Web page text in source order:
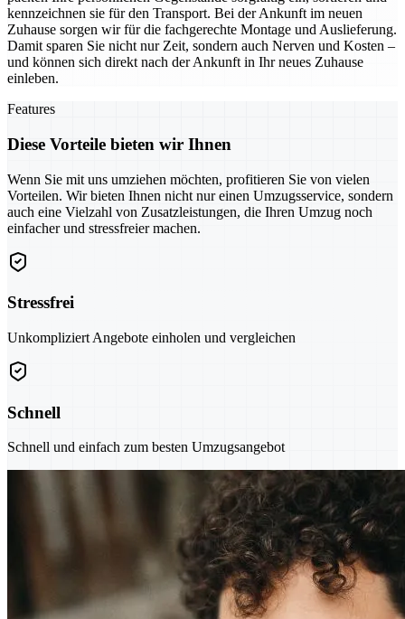
kennzeichnen sie für den Transport. Bei der Ankunft im neuen
Zuhause sorgen wir für die fachgerechte Montage und Auslieferung.
Damit sparen Sie nicht nur Zeit, sondern auch Nerven und Kosten –
und können sich direkt nach der Ankunft in Ihr neues Zuhause
einleben.
Features
Diese Vorteile bieten wir Ihnen
Wenn Sie mit uns umziehen möchten, profitieren Sie von vielen
Vorteilen. Wir bieten Ihnen nicht nur einen Umzugsservice, sondern
auch eine Vielzahl von Zusatzleistungen, die Ihren Umzug noch
einfacher und stressfreier machen.
Stressfrei
Unkompliziert Angebote einholen und vergleichen
Schnell
Schnell und einfach zum besten Umzugsangebot